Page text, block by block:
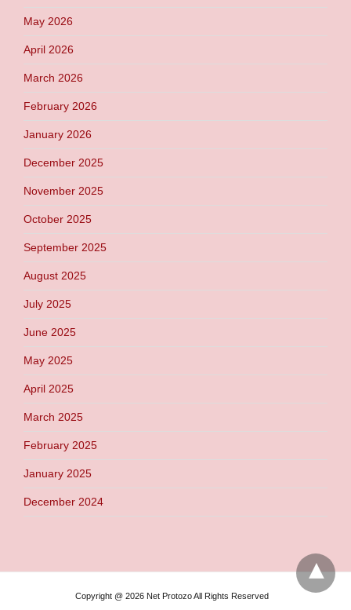
May 2026
April 2026
March 2026
February 2026
January 2026
December 2025
November 2025
October 2025
September 2025
August 2025
July 2025
June 2025
May 2025
April 2025
March 2025
February 2025
January 2025
December 2024
Copyright @ 2026 Net Protozo All Rights Reserved